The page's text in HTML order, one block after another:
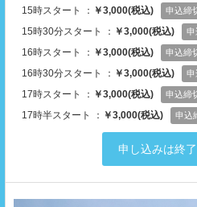
15時スタート ： ￥3,000(税込) 申込締
15時30分スタート ： ￥3,000(税込) 申
16時スタート ： ￥3,000(税込) 申込締
16時30分スタート ： ￥3,000(税込) 申
17時スタート ： ￥3,000(税込) 申込締
17時半スタート ： ￥3,000(税込) 申込
申し込みは終